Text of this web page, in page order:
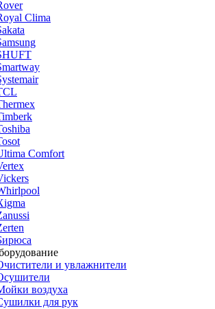
Clima
Comfort
и увлажнители
воздуха
для рук